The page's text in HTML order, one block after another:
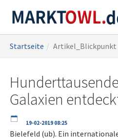
Hauptinhalt
sind
Startseite Artikel_Blickpunkt
Galaxien
19-02-2019 08:25
Bielefeld (ub). Ein